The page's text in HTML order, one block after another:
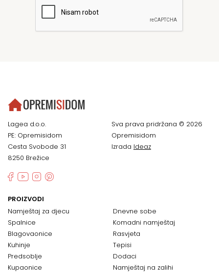
Lagea d.o.o.
PE: Opremisidom
Cesta Svobode 31
8250 Brežice
Sva prava pridržana © 2026
Opremisidom
Izrada Ideaz
PROIZVODI
Namještaj za djecu
Spalnice
Blagovaonice
Kuhinje
Predsoblje
Kupaonice
Dnevne sobe
Komadni namještaj
Rasvjeta
Tepisi
Dodaci
Namještaj na zalihi